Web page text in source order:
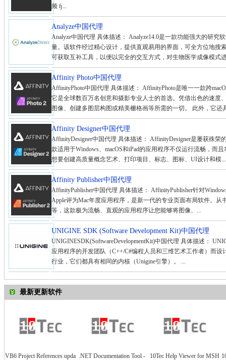
频 ɧ...
Analyze中国代理
Analyze中国代理 具体描述： Analyze14.0是一款功能强大的研究
量。该软件经过精心设计，提供直观易用的界面，可全方位地搜
可获取互补工具，以便以完全的交互方式，对生物医学成像模式
Affinity Photo中国代理
AffinityPhoto中国代理 具体描述： AffinityPhoto是唯一一款跨
它是全球数百万名创意和摄影专业人士的首选。凭借出色的速度
图像、创建多图层构图或精美栅格画等所需的一切。 此外，它还
Affinity Designer中国代理
AffinityDesigner中国代理 具体描述： AffinityDesigner是屡获殊
款适用于Windows、macOS和iPad的应用程序不仅运行流畅，而
想要创建高质量概念艺术、打印项目、标志、图标、UI设计和模...
Affinity Publisher中国代理
AffinityPublisher中国代理 具体描述： AffinityPublisher针对
Apple评为Mac年度应用程序，是新一代的专业页面布局软件。
等，这款极为流畅、直观的应用程序让您能够将图像、...
UNIGINE SDK (Software Development Kit)中国代理
UNIGINESDK(SoftwareDevelopmentKit)中国代理 具体描述：
应用程序的开发团队（C++/C#编程人员和三维艺术工作者）而
行业，它们都具有相同的内核（Unigine引擎）。 ...
最新更新软件
VB6 Project References upda .NET Documentation Tool -
10Tec Help Viewer for MSH